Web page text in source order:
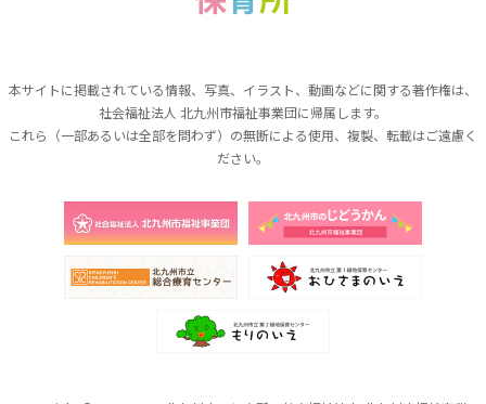
本サイトに掲載されている情報、写真、イラスト、動画などに関する著作権は、
社会福祉法人 北九州市福祉事業団に帰属します。
これら（一部あるいは全部を問わず）の無断による使用、複製、転載はご遠慮く
ださい。